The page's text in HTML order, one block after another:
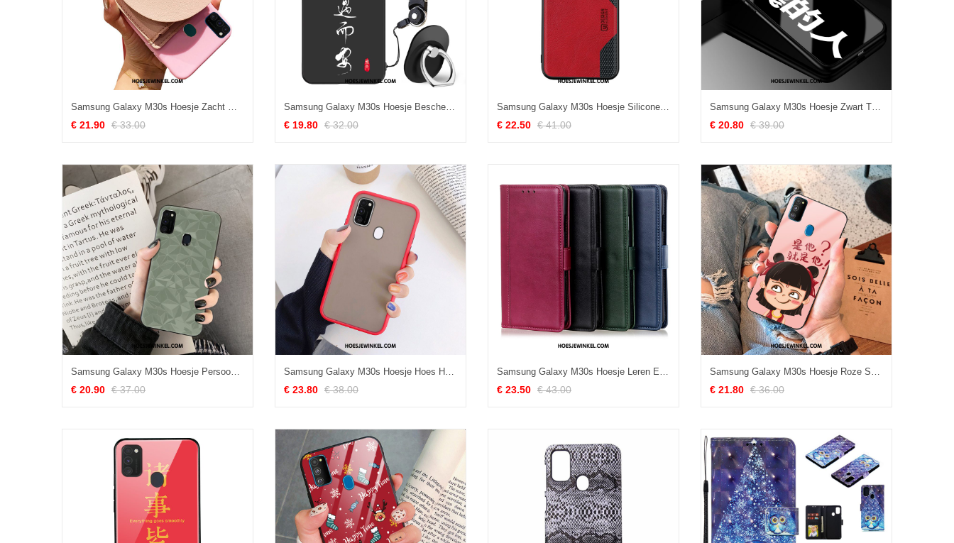
Samsung Galaxy M30s Hoesje Zacht Mobiele Telefoon Opknoping Nek, Samsung Galaxy M30s Hoesje Portemonnee Hoes
€ 21.90 € 33.00
Samsung Galaxy M30s Hoesje Bescherming Schrobben Mode, Samsung Galaxy M30s Hoesje All Inclusive Mobiele Telefoon
€ 19.80 € 32.00
Samsung Galaxy M30s Hoesje Siliconen Ster Anti-fall, Samsung Galaxy M30s Hoesje Leer Rood
€ 22.50 € 41.00
Samsung Galaxy M30s Hoesje Zwart Trend Hoes, Samsung Galaxy M30s Hoesje All Inclusive Persoonlijk
€ 20.80 € 39.00
Samsung Galaxy M30s Hoesje Persoonlijk Mobiele Telefoon Eenvoudige, Samsung Galaxy M30s Hoesje Net Red Groen
€ 20.90 € 37.00
Samsung Galaxy M30s Hoesje Hoes Hard Ster, Samsung Galaxy M30s Hoesje Rood Bescherming
€ 23.80 € 38.00
Samsung Galaxy M30s Hoesje Leren Etui Blauw Portemonnee, Samsung Galaxy M30s Hoesje Ster Folio
€ 23.50 € 43.00
Samsung Galaxy M30s Hoesje Roze Spotprent Anti-fall, Samsung Galaxy M30s Hoesje Siliconen Glas
€ 21.80 € 36.00